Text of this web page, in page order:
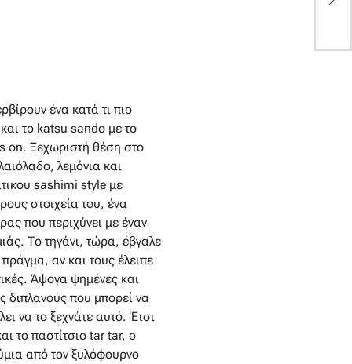
ένα κατά τι πιο
το katsu sando με το
on. Ξεχωριστή θέση στο
λεμόνια και
sashimi style με
στοιχεία του, ένα
που περιχύνει με έναν
Το τηγάνι, τώρα, έβγαλε
αν και τους έλειπε
Άψογα ψημένες και
διπλανούς που μπορεί να
να το ξεχνάτε αυτό. Έτσι
το παστίτσιο tar tar, ο
από τον ξυλόφουρνο